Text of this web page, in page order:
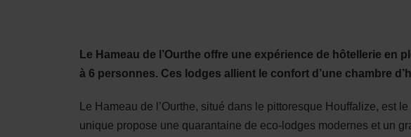
Le Hameau de l’Ourthe offre une expérience de hôtellerie
à 6 personnes. Ces lodges allient le confort d’une chambre
Le Hameau de l’Ourthe, situé dans le pittoresque Houffalize, est
unique propose une quarantaine de eco-lodges modernes et un